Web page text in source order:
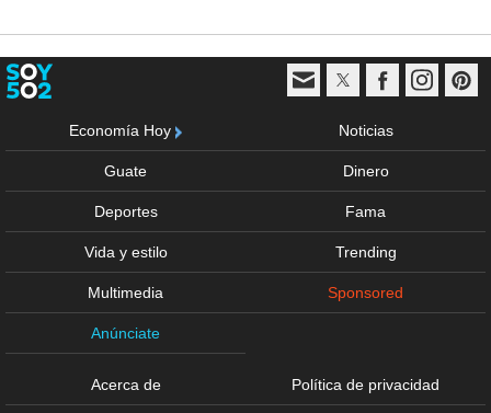
Economía Hoy Noticias
Guate Dinero
Deportes Fama
Vida y estilo Trending
Multimedia Sponsored
Anúnciate
Acerca de Política de privacidad